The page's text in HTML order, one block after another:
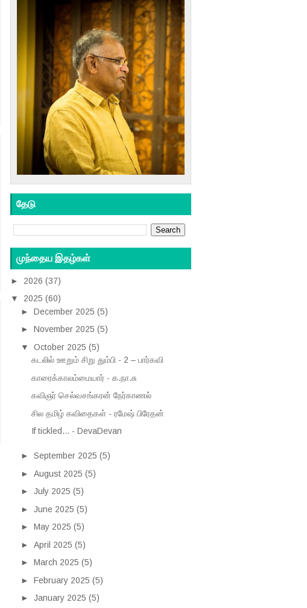
தேடு
முந்தைய இதழ்கள்
► 2026 (37)
▼
2025 (60)
► December 2025 (5)
► November 2025 (5)
▼
October 2025 (5)
கடலில் ஊறும் சிறு தும்பி - 2 – பார்கவி
காரைக்காலம்மையார் - க.நா.சு
கவிஞர் செல்வசங்கரன் நேர்காணல்
சில தமிழ் கவிதைகள் - ரமேஷ் பிரேதன்
If tickled... - DevaDevan
► September 2025 (5)
► August 2025 (5)
► July 2025 (5)
► June 2025 (5)
► May 2025 (5)
► April 2025 (5)
► March 2025 (5)
► February 2025 (5)
► January 2025 (5)